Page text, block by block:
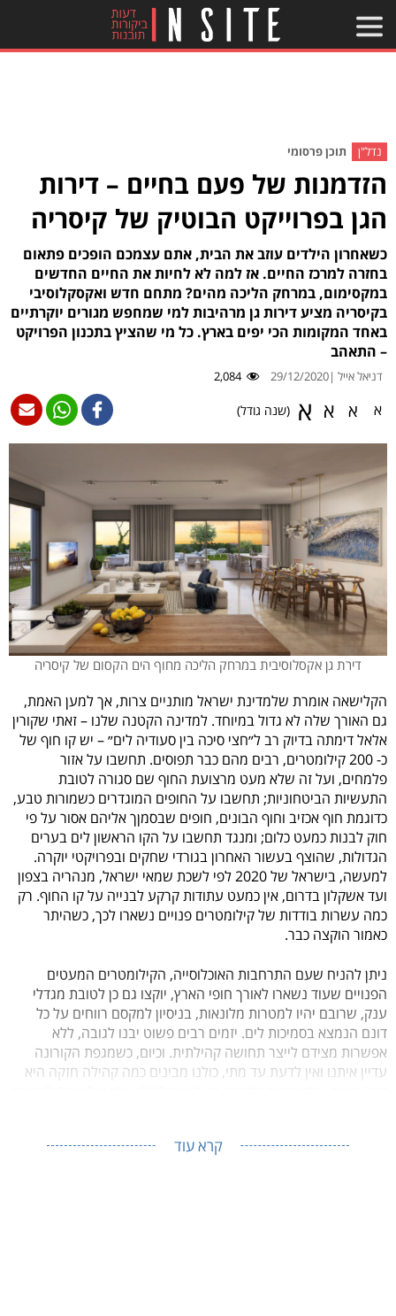
נדל"ן תוכן פרסומי
הזדמנות של פעם בחיים – דירות
הגן בפרוייקט הבוטיק של קיסריה
כשאחרון הילדים עוזב את הבית, אתם עצמכם הופכים פתאום
בחזרה למרכז החיים. אז למה לא לחיות את החיים החדשים
במקסימום, במרחק הליכה מהים? מתחם חדש ואקסקלוסיבי
בקיסריה מציע דירות גן מרהיבות למי שמחפש מגורים יוקרתיים
באחד המקומות הכי יפים בארץ. כל מי שהציץ בתכנון הפרויקט
– התאהב
דניאל אייל |29/12/2020
2,084
א א א א (שנה גודל)
דירת גן אקסלוסיבית במרחק הליכה מחוף הים הקסום של קיסריה
הקלישאה אומרת שלמדינת ישראל מותניים צרות, אך למען האמת,
גם האורך שלה לא גדול במיוחד. למדינה הקטנה שלנו – זאתי שקורין
אלאל דימתה בדיוק רב ל״חצי סיכה בין סעודיה לים״ – יש קו חוף של
כ- 200 קילומטרים, רבים מהם כבר תפוסים. תחשבו על אזור
פלמחים, ועל זה שלא מעט מרצועת החוף שם סגורה לטובת
התעשיות הביטחוניות; תחשבו על החופים המוגדרים כשמורות טבע,
כדוגמת חוף אכזיב וחוף הבונים, חופים שבסמןך אליהם אסור על פי
חוק לבנות כמעט כלום; ומנגד תחשבו על הקו הראשון לים בערים
הגדולות, שהוצף בעשור האחרון בגורדי שחקים ובפרויקטי יוקרה.
למעשה, בישראל של 2020 לפי לשכת שמאי ישראל, מנהריה בצפון
ועד אשקלון בדרום, אין כמעט עתודות קרקע לבנייה על קו החוף. רק
כמה עשרות בודדות שלקילומטרים פנויים נשארו לכך, כשהיתר
כאמור הוקצה כבר.
ניתן להניח שעם התרחבות האוכלוסייה, הקילומטרים המעטים
הפנויים שעוד נשארו לאורך חופי הארץ, יוקצו גם כן לטובת מגדלי
ענק, שרובם יהיו למטרות מלונאות, בניסיון למקסם רווחים על כל
דונם הנמצא בסמיכות לים. יזמים רבים פשוט יבנו לגובה, ללא
אפשרות מצידם לייצר תחושה קהילתית. וכיום, כשמגפת הקורונה
עדיין איתנו ואין לדעת עד מתי, כולנו מבינים כמה קהילה חזקה היא
קרא עוד